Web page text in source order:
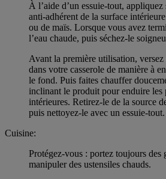
À l’aide d’un essuie-tout,
anti-adhérent de la surface
ou de maïs. Lorsque vous avez
l’eau chaude, puis séchez-le
Avant la première utilisation,
dans votre casserole de manière à
le fond. Puis faites chauffer
inclinant le produit pour enduire les
intérieures. Retirez-le de la source
puis nettoyez-le avec un essuie-tout.
Cuisine:
Protégez-vous : portez toujours des
manipuler des ustensiles chauds.